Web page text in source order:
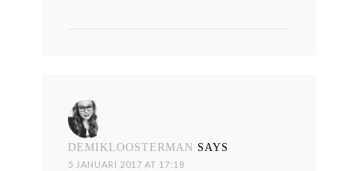
DEMIKLOOSTERMAN SAYS
5 JANUARI 2017 AT 17:18